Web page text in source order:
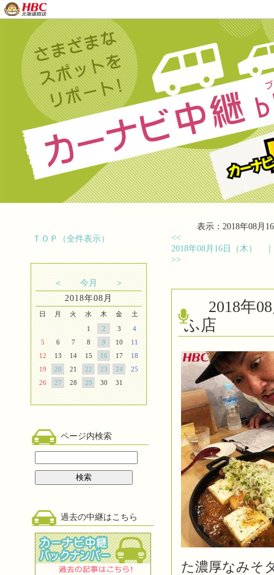
ＴＯＰ（全件表示）
＜ 今月
＞
2018年08月
日 月 火 水 木 金
土
1
2 3
4
5
6 7 8 9 10
11
12
13 14 15 16 17
18
19
20 21 22 23 24
25
26
27 28 29 30 31
ページ内検索
過去の中継はこちら
表示：2018年08月16
<<
2018年08月16日（木）
>>
2018年
ふ店
た濃厚なみそ